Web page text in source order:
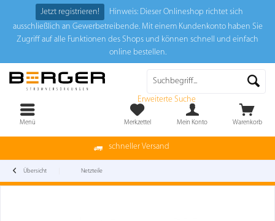
Jetzt registrieren!
Hinweis: Dieser Onlineshop richtet sich
ausschließlich an Gewerbetreibende. Mit einem Kundenkonto haben Sie
Zugriff auf alle Funktionen des Shops und können schnell und einfach
online bestellen.
schneller Versand
Erweiterte Suche
Warenkorb
Merkzettel Mein Konto
Menü
Übersicht Netzteile